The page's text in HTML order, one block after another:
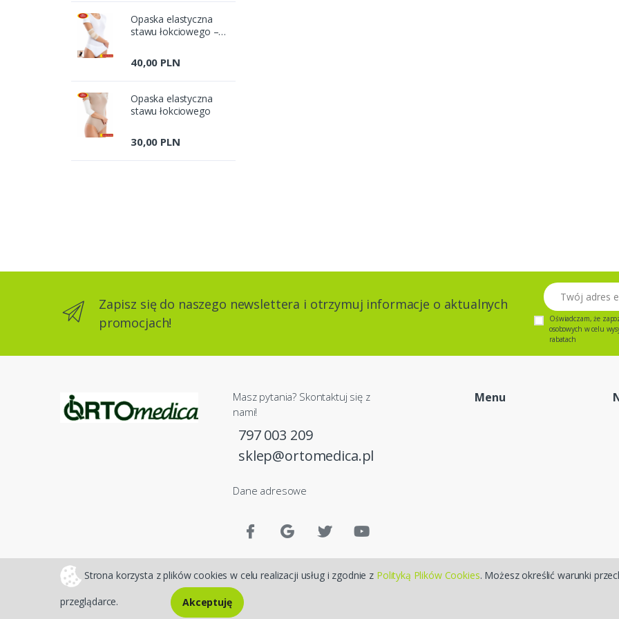
Strona korzysta z plików cookies w celu realizacji usług i zgodnie z Polityką Plików Cookies. Możesz określić warunki
przeglądarce. Akceptuję
Opaska elastyczna
stawu łokciowego –
40,00 PLN
Opaska elastyczna
stawu łokciowego
30,00 PLN
Zapisz się do naszego newslettera i otrzymuj informacje o aktualnych
promocjach!
Twój adres email
Oświadczam, że
osobowych w celu
rabatach
Masz pytania? Skontaktuj się z
nami!
797 003 209
sklep@ortomedica.pl
Dane adresowe
Menu